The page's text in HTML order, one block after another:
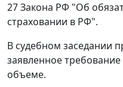
27Закона РФ "Об
страховании в РФ".
В судебном заседании
заявленное
объеме.